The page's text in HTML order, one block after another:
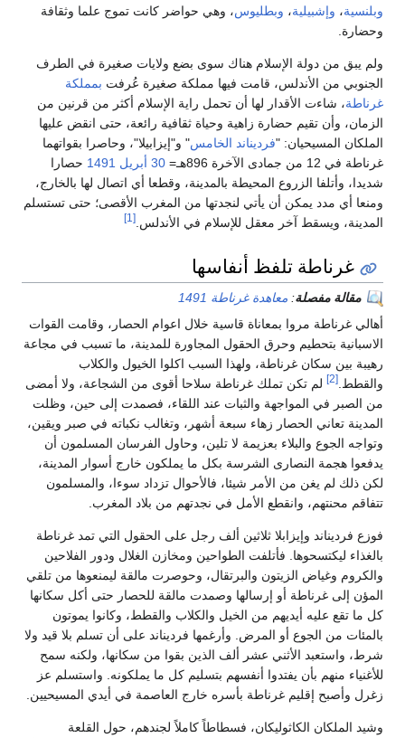
وبلنسية، وإشبيلية، وبطليوس، وهي حواضر كانت تموج علما وثقافة
وحضارة.
ولم يبق من دولة الإسلام هناك سوى بضع ولايات صغيرة في الطرف
الجنوبي من الأندلس، قامت فيها مملكة صغيرة عُرفت بمملكة
غرناطة، شاءت الأقدار لها أن تحمل راية الإسلام أكثر من قرنين من
الزمان، وأن تقيم حضارة زاهية وحياة ثقافية رائعة، حتى انقض عليها
الملكان المسيحيان: "فرديناند الخامس" و"إيزابيلا"، وحاصرا بقواتهما
غرناطة في 12 من جمادى الآخرة 896هـ=
30 أبريل 1491 حصارا
شديدا، وأتلفا الزروع المحيطة بالمدينة، وقطعا أي اتصال لها بالخارج،
ومنعا أي مدد يمكن أن يأتي لنجدتها من المغرب الأقصى؛ حتى تستسلم
المدينة، ويسقط آخر معقل للإسلام في الأندلس.[1]
غرناطة تلفظ أنفاسها
مقالة مفصلة: معاهدة غرناطة 1491
أهالي غرناطة مروا بمعاناة قاسية خلال اعوام الحصار، وقامت القوات
الاسبانية بتحطيم وحرق الحقول المجاورة للمدينة، ما تسبب في مجاعة
رهيبة بين سكان غرناطة، ولهذا السبب اكلوا الخيول والكلاب
والقطط. [2]
لم تكن تملك غرناطة سلاحا أقوى من الشجاعة، ولا أمضى
من الصبر في المواجهة والثبات عند اللقاء، فصمدت إلى حين، وظلت
المدينة تعاني الحصار زهاء سبعة أشهر، وتغالب نكباته في صبر ويقين،
وتواجه الجوع والبلاء بعزيمة لا تلين، وحاول الفرسان المسلمون أن
يدفعوا هجمة النصارى الشرسة بكل ما يملكون خارج أسوار المدينة،
لكن ذلك لم يغن من الأمر شيئا، فالأحوال تزداد سوءا، والمسلمون
تتفاقم محنتهم، وانقطع الأمل في نجدتهم من بلاد المغرب.
فوزع فرديناند وإيزابلا ثلاثين ألف رجل على الحقول التي تمد غرناطة
بالغذاء ليكتسحوها. فأتلفت الطواحين ومخازن الغلال ودور الفلاحين
والكروم وغياض الزيتون والبرتقال، وحوصرت مالقة ليمنعوها من تلقي
المؤن إلى غرناطة أو إرسالها وصمدت مالقة للحصار حتى أكل سكانها
كل ما تقع عليه أيديهم من الخيل والكلاب والقطط، وكانوا يموتون
بالمئات من الجوع أو المرض. وأرغمها فرديناند على أن تسلم بلا قيد ولا
شرط، واستعبد الأثني عشر ألف الذين بقوا من سكانها، ولكنه سمح
للأغنياء منهم بأن يفتدوا أنفسهم بتسليم كل ما يملكونه. واستسلم عز
زغرل وأصبح إقليم غرناطة بأسره خارج العاصمة في أيدي المسيحيين.
وشيد الملكان الكاثوليكان، فسطاطاً كاملاً لجندهم، حول القلعة